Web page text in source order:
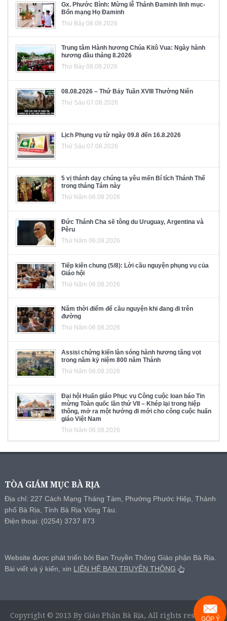
Gx. Phước Bình: Mừng lễ Thánh Đaminh linh mục-
Bổn mạng Họ Đaminh
Thứ Bảy 08.08.2026
Trung tâm Hành hương Chúa Kitô Vua: Ngày hành
hương đầu tháng 8.2026
Thứ Bảy 08.08.2026
08.08.2026 – Thứ Bảy Tuần XVIII Thường Niên
Thứ Sáu 07.08.2026
Lịch Phụng vụ từ ngày 09.8 đến 16.8.2026
Thứ Sáu 07.08.2026
5 vị thánh dạy chúng ta yêu mến Bí tích Thánh Thể
trong tháng Tám này
Thứ Năm 06.08.2026
Đức Thánh Cha sẽ tông du Uruguay, Argentina và
Pêru
Thứ Năm 06.08.2026
Tiếp kiến chung (5/8): Lời cầu nguyện phụng vụ của
Giáo hội
Thứ Năm 06.08.2026
Năm thời điểm để cầu nguyện khi đang đi trên
đường
Thứ Năm 06.08.2026
Assisi chứng kiến làn sóng hành hương tăng vọt
trong năm kỷ niệm 800 năm Thánh
Thứ Năm 06.08.2026
Đại hội Huấn giáo Phục vụ Công cuộc loan báo Tin
mừng Toàn quốc lần thứ VII – Khép lại trong hiệp
thông, mở ra một hướng đi mới cho công cuộc huấn
giáo Việt Nam
Thứ Năm 06.08.2026
TÒA GIÁM MỤC BÀ RỊA
Địa chỉ: 227 Cách Mạng Tháng Tám, Phường Phước Hiệp, Thành
phố Bà Rịa, Tỉnh Bà Rịa Vũng Tàu.
Điện thoại: (0254) 3737 873
Website được phát triển bởi Ban Truyền Thông Giáo phận Bà Rịa.
Bài viết và ý kiến, xin LIÊN HỆ BAN TRUYỀN THÔNG
Copyright © 2013 By Giáo Phận Bà Rịa, All rights reserved.
GÓP Ý